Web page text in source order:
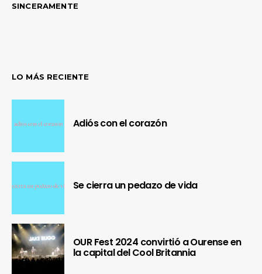
SINCERAMENTE
LO MÁS RECIENTE
Adiós con el corazón
Se cierra un pedazo de vida
OUR Fest 2024 convirtió a Ourense en
la capital del Cool Britannia